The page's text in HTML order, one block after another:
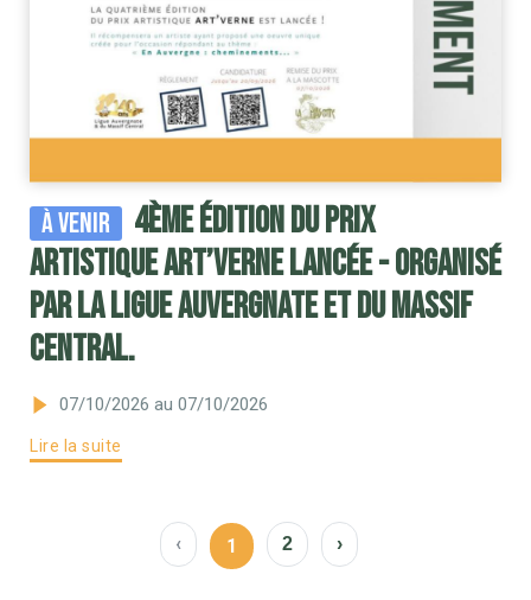
À venir
4ème édition du Prix
artistique ART’VERNE lancée - organisé
par la Ligue Auvergnate et du Massif
Central.
07/10/2026 au 07/10/2026
Lire la suite
‹ 1 2 ›